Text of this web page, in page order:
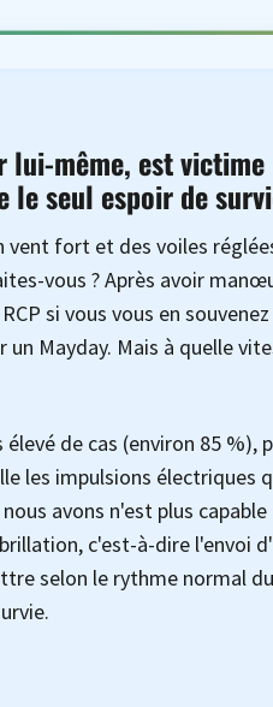
lui-même, est
seul espoir de
vent fort et des voiles
vous ? Après avoir
si vous vous en
Mayday. Mais à quelle
de cas (environ 85 %),
les impulsions électriques
avons n'est plus
c'est-à-dire l'envoi
selon le rythme normal